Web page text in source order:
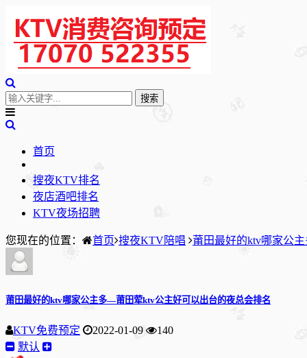
首页
搜夜KTV排名
夜店酒吧排名
KTV夜场招聘
您现在的位置： 首页 搜夜KTV陪唱 莆田最好的ktv哪家公
莆田最好的ktv哪家公主多—莆田荤ktv公主好可以出台的夜总会排名
KTV免费预定 2022-01-09
140
默认